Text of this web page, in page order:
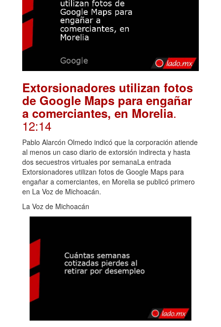
Extorsionadores utilizan fotos
de Google Maps para engañar
a comerciantes, en Morelia.
12:14
Pablo Alarcón Olmedo indicó que la corporación atiende
al menos un caso diario de extorsión indirecta y hasta
dos secuestros virtuales por semanaLa entrada
Extorsionadores utilizan fotos de Google Maps para
engañar a comerciantes, en Morelia se publicó primero
en La Voz de Michoacán.
La Voz de Michoacán